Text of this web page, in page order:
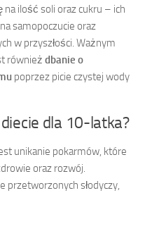
ilość soli oraz cukru – ich
samopoczucie oraz
w przyszłości. Ważnym
również dbanie o
poprzez picie czystej wody
dla 10-latka?
unikanie pokarmów, które
oraz rozwój.
przetworzonych słodyczy,